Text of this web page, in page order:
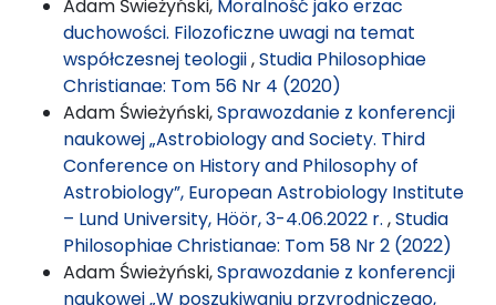
Adam Świeżyński, Moralność jako erzac
duchowości. Filozoficzne uwagi na temat
współczesnej teologii,Studia Philosophiae
Christianae: Tom 56 Nr 4 (2020)
Adam Świeżyński,Sprawozdanie z konferencji
naukowej „Astrobiology and Society. Third
Conference on History and Philosophy of
Astrobiology”, European Astrobiology Institute
– Lund University, Höör, 3-4.06.2022 r. ,Studia
Philosophiae Christianae: Tom 58 Nr 2 (2022)
Adam Świeżyński,Sprawozdanie z konferencji
naukowej „W poszukiwaniu przyrodniczego,